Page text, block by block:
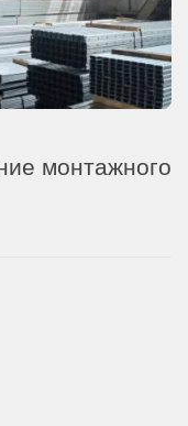
монтажного